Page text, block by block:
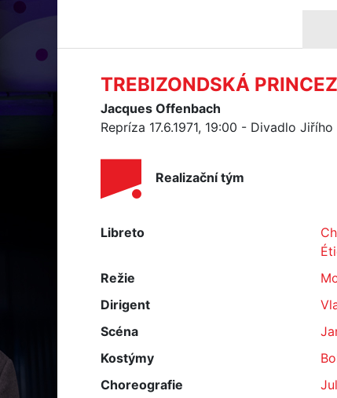
TREBIZONDSKÁ
Jacques Offenbach
Repríza 17.6.1971, 19:00 - Divadlo
Realizační tým
Libreto
Režie
Dirigent
Scéna
Kostýmy
Choreografie